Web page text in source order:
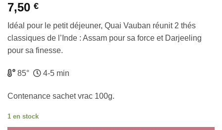
7,50 €
Idéal pour le petit déjeuner, Quai Vauban réunit 2 thés
classiques de l’Inde : Assam pour sa force et Darjeeling
pour sa finesse.
85° 4-5 min
Contenance sachet vrac 100g.
1 en stock